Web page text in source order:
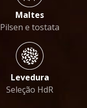
Maltes
Pilsen e tostata
Levedura
Seleção HdR